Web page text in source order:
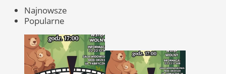
Najnowsze
Popularne